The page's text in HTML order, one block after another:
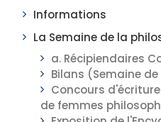
Informations
La Semaine de la
a. Récipiendaires
Bilans (Semaine
Concours
de femmes